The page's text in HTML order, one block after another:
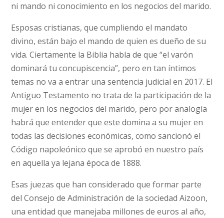
ni mando ni conocimiento en los negocios del marido.
Esposas cristianas, que cumpliendo el mandato
divino, están bajo el mando de quien es dueño de su
vida. Ciertamente la Biblia habla de que “el varón
dominará tu concupiscencia”, pero en tan íntimos
temas no va a entrar una sentencia judicial en 2017. El
Antiguo Testamento no trata de la participación de la
mujer en los negocios del marido, pero por analogía
habrá que entender que este domina a su mujer en
todas las decisiones económicas, como sancionó el
Código napoleónico que se aprobó en nuestro país
en aquella ya lejana época de 1888.
Esas juezas que han considerado que formar parte
del Consejo de Administración de la sociedad Aizoon,
una entidad que manejaba millones de euros al año,